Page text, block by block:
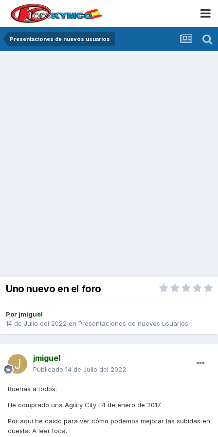
Presentaciones de nuevos usuarios
Uno nuevo en el foro
Por jmiguel
14 de Julio del 2022 en Presentaciones de nuevos usuarios
jmiguel
Publicado 14 de Julio del 2022
Buenas a todos.
He comprado una Agility City E4 de enero de 2017.
Por aquí he caído para ver cómo podemos mejorar las subidas en
cuesta. A leer toca.